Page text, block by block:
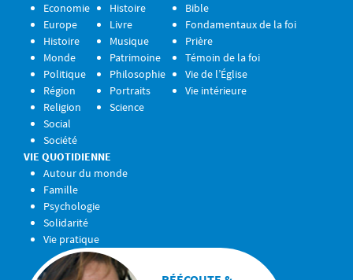
Economie
Europe
Histoire
Monde
Politique
Région
Religion
Social
Société
Histoire
Livre
Musique
Patrimoine
Philosophie
Portraits
Science
Bible
Fondamentaux de la foi
Prière
Témoin de la foi
Vie de l’Église
Vie intérieure
VIE QUOTIDIENNE
Autour du monde
Famille
Psychologie
Solidarité
Vie pratique